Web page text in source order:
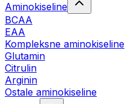
Aminokiseline
BCAA
EAA
Kompleksne aminokiseline
Glutamin
Citrulin
Arginin
Ostale aminokiseline